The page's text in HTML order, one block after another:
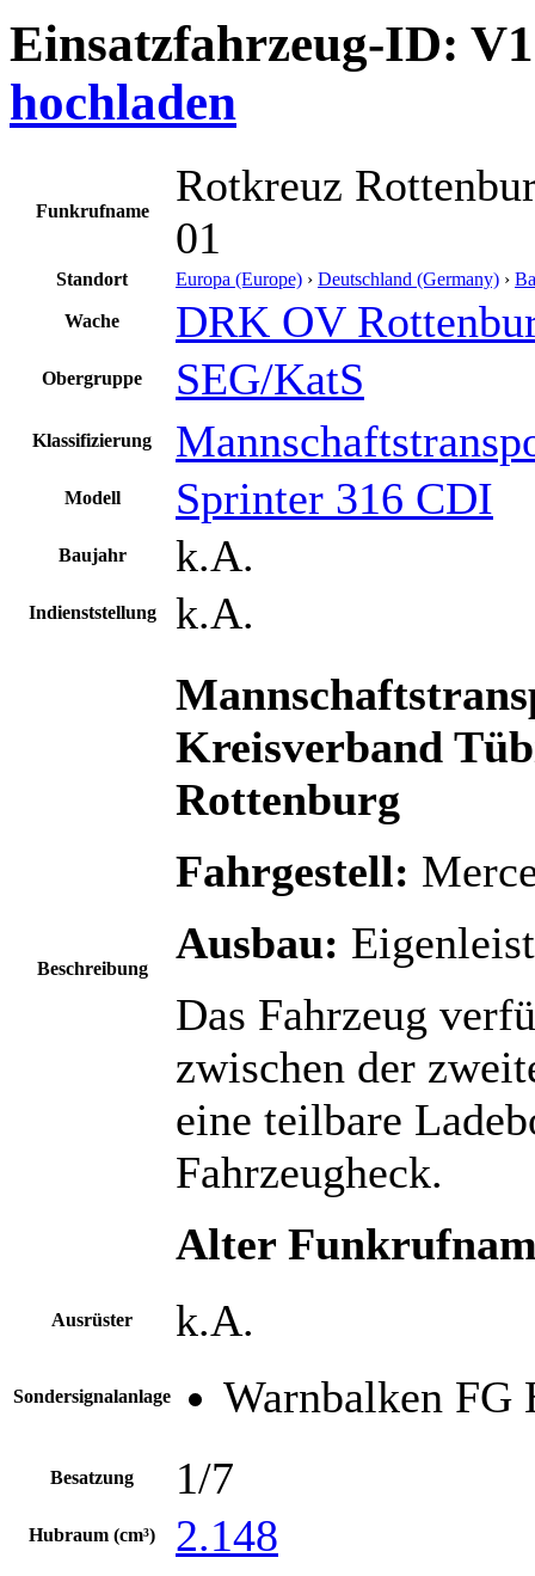
Einsatzfahrzeug-ID:
hochladen
Funkrufname
Rotkreuz
01
Standort Europa (Europe) › Deutschland (Germany) ›
Wache DRK OV
Obergruppe SEG/KatS
Klassifizierung
Modell Sprinter 316 CDI
Baujahr k.A.
Indienststellung k.A.
Beschreibung
Kreisverband
Rottenburg
Fahrgestell:
Ausbau:
Das Fahrzeug
zwischen der
eine teilbare
Fahrzeugheck.
Alter
Ausrüster k.A.
Sondersignalanlage Warnbalken FG
Besatzung 1/7
Hubraum (cm³)
2.148